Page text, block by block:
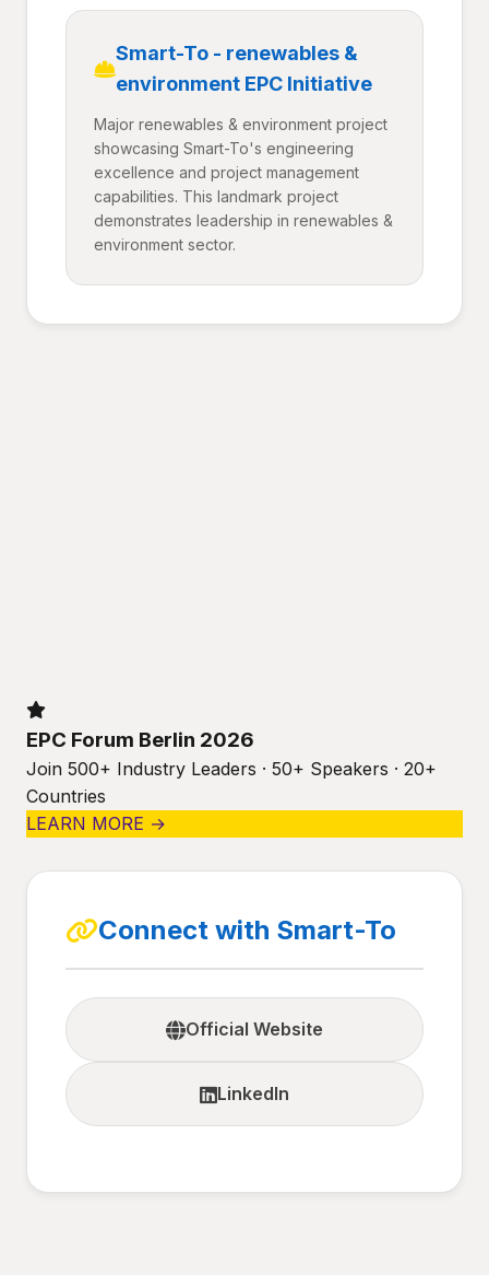
Smart-To - renewables &
environment EPC Initiative
Major renewables & environment project
showcasing Smart-To's engineering
excellence and project management
capabilities. This landmark project
demonstrates leadership in renewables &
environment sector.
EPC Forum Berlin 2026
Join 500+ Industry Leaders · 50+ Speakers · 20+
Countries
LEARN MORE →
Connect with Smart-To
Official Website
LinkedIn